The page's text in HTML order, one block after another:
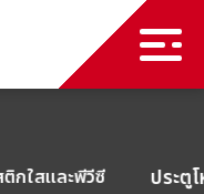
ประตูโหลดสินค้า